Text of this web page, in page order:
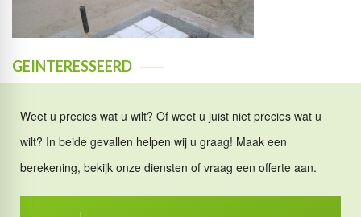
GEINTERESSEERD
Weet u precies wat u wilt? Of weet u juist niet precies wat u
wilt? In beide gevallen helpen wij u graag! Maak een
berekening, bekijk onze diensten of vraag een offerte aan.